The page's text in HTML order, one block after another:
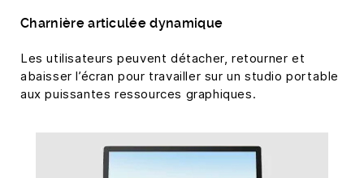
Charnière articulée dynamique
Les utilisateurs peuvent détacher, retourner et
abaisser l’écran pour travailler sur un studio portable
aux puissantes ressources graphiques.